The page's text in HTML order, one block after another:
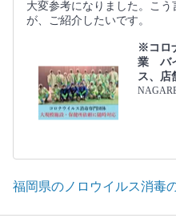
大変参考になりました。こ
が、ご紹介したいです。
※コロ
業 バ
ス、店
福岡県のノロウイルス消毒